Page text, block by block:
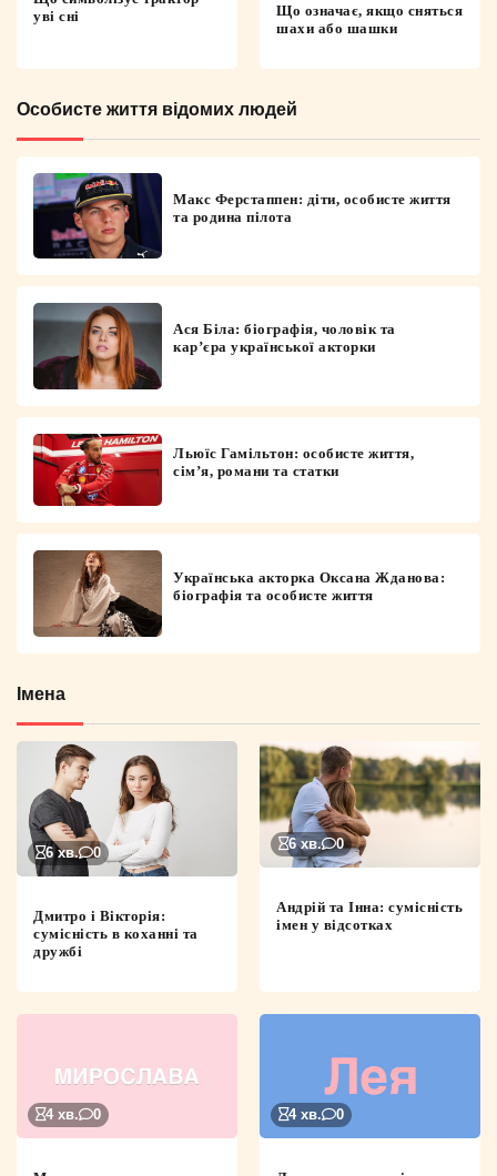
уві сні
Що означає, якщо сняться
шахи або шашки
Особисте життя відомих людей
Макс Ферстаппен: діти, особисте життя
та родина пілота
Ася Біла: біографія, чоловік та
кар’єра української акторки
Льюїс Гамільтон: особисте життя,
сім’я, романи та статки
Українська акторка Оксана Жданова:
біографія та особисте життя
Імена
6 хв. 0
Дмитро і Вікторія:
сумісність в коханні та
дружбі
6 хв. 0
Андрій та Інна: сумісність
імен у відсотках
4 хв. 0 4 хв. 0